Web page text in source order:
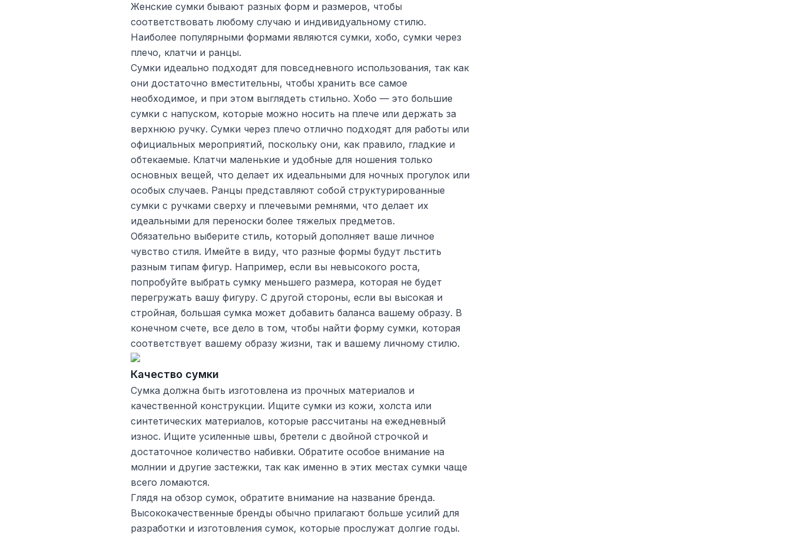
Женские сумки бывают разных форм и размеров, чтобы
соответствовать любому случаю и индивидуальному стилю.
Наиболее популярными формами являются сумки, хобо, сумки через
плечо, клатчи и ранцы.
Сумки идеально подходят для повседневного использования, так как
они достаточно вместительны, чтобы хранить все самое
необходимое, и при этом выглядеть стильно. Хобо — это большие
сумки с напуском, которые можно носить на плече или держать за
верхнюю ручку. Сумки через плечо отлично подходят для работы или
официальных мероприятий, поскольку они, как правило, гладкие и
обтекаемые. Клатчи маленькие и удобные для ношения только
основных вещей, что делает их идеальными для ночных прогулок или
особых случаев. Ранцы представляют собой структурированные
сумки с ручками сверху и плечевыми ремнями, что делает их
идеальными для переноски более тяжелых предметов.
Обязательно выберите стиль, который дополняет ваше личное
чувство стиля. Имейте в виду, что разные формы будут льстить
разным типам фигур. Например, если вы невысокого роста,
попробуйте выбрать сумку меньшего размера, которая не будет
перегружать вашу фигуру. С другой стороны, если вы высокая и
стройная, большая сумка может добавить баланса вашему образу. В
конечном счете, все дело в том, чтобы найти форму сумки, которая
соответствует вашему образу жизни, так и вашему личному стилю.
Качество сумки
Сумка должна быть изготовлена из прочных материалов и
качественной конструкции. Ищите сумки из кожи, холста или
синтетических материалов, которые рассчитаны на ежедневный
износ. Ищите усиленные швы, бретели с двойной строчкой и
достаточное количество набивки. Обратите особое внимание на
молнии и другие застежки, так как именно в этих местах сумки чаще
всего ломаются.
Глядя на обзор сумок, обратите внимание на название бренда.
Высококачественные бренды обычно прилагают больше усилий для
разработки и изготовления сумок, которые прослужат долгие годы.